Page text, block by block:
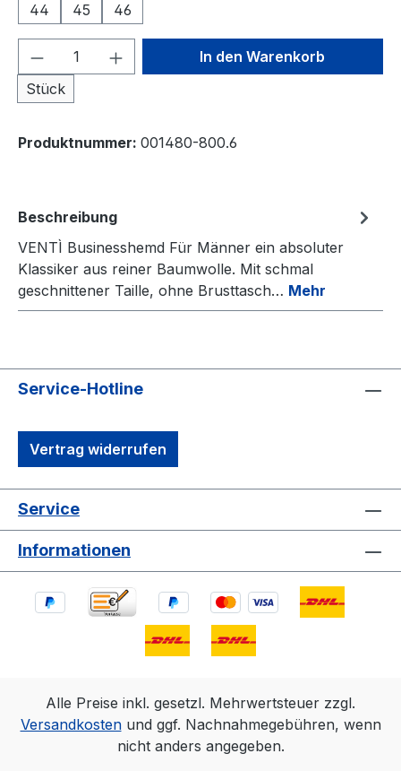
44
45 46
Produkt Anzahl: Gib den
Stück
In den Warenkorb
Produktnummer: 001480-800.6
Beschreibung
VENTÌ Businesshemd Für Männer ein absoluter
Klassiker aus reiner Baumwolle. Mit schmal
geschnittener Taille, ohne Brusttasch… Mehr
Service-Hotline
Vertrag widerrufen
Service
Informationen
Alle Preise inkl. gesetzl. Mehrwertsteuer zzgl.
Versandkostenund ggf. Nachnahmegebühren, wenn
nicht anders angegeben.